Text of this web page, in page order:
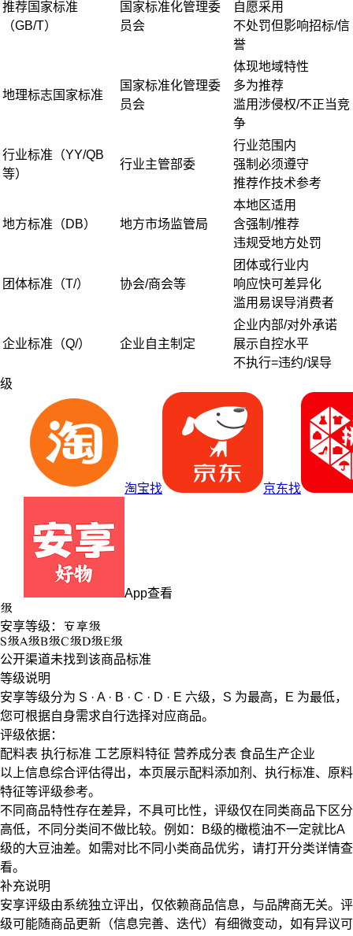
推荐国家标准
（GB/T）
国家标准化管理委
员会
自愿采用
不处罚但影响招标/信
誉
地理标志国家标准
国家标准化管理委
员会
体现地域特性
多为推荐
滥用涉侵权/不正当竞
争
行业标准（YY/QB
等）
行业主管部委
行业范围内
强制必须遵守
推荐作技术参考
地方标准（DB） 地方市场监管局
本地区适用
含强制/推荐
违规受地方处罚
团体标准（T/） 协会/商会等
团体或行业内
响应快可差异化
滥用易误导消费者
企业标准（Q/） 企业自主制定
企业内部/对外承诺
展示自控水平
不执行=违约/误导
级
淘宝找 京东找
App查看
级
安享等级： 安享级
S级A级B级C级D级E级
公开渠道未找到该商品标准
等级说明
安享等级分为 S · A · B · C · D · E 六级， S 为最高， E 为最低，
您可根据自身需求自行选择对应商品。
评级依据：
配料表 执行标准 工艺原料特征 营养成分表 食品生产企业
以上信息综合评估得出，本页展示配料添加剂 、 执行标准、 原料
特征等评级参考。
不同商品特性存在差异，不具可比性，评级仅在 同类商品下区分
高低，不同分类间不做比较。例如：B级的橄榄油不一定就比A
级的大豆油差。如需对比不同小类商品优劣，请打开分类详情查
看。
补充说明
安享评级由系统独立评出，仅依赖商品信息， 与品牌商无关。评
级可能随商品更新（信息完善、迭代）有细微变动，如有异议可